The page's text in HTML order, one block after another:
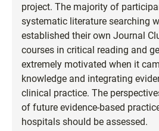
project. The majority of
systematic literature searching
established their own Journal
courses in critical reading and
extremely motivated when it
knowledge and integrating
clinical practice. The
of future evidence-based
hospitals should be assessed.